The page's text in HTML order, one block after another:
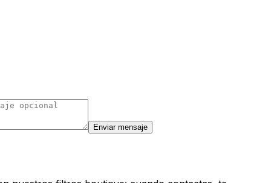
Enviar mensaje